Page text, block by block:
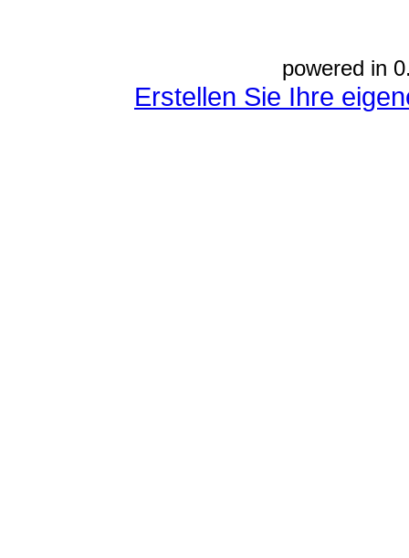
powered in
Erstellen Sie Ihre